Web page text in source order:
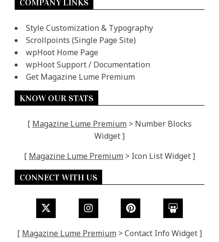
COMPANY LINKS
Style Customization & Typography
Scrollpoints (Single Page Site)
wpHoot Home Page
wpHoot Support / Documentation
Get Magazine Lume Premium
KNOW OUR STATS
[ Magazine Lume Premium > Number Blocks
Widget ]
[ Magazine Lume Premium > Icon List Widget ]
CONNECT WITH US
[ Magazine Lume Premium > Contact Info Widget ]